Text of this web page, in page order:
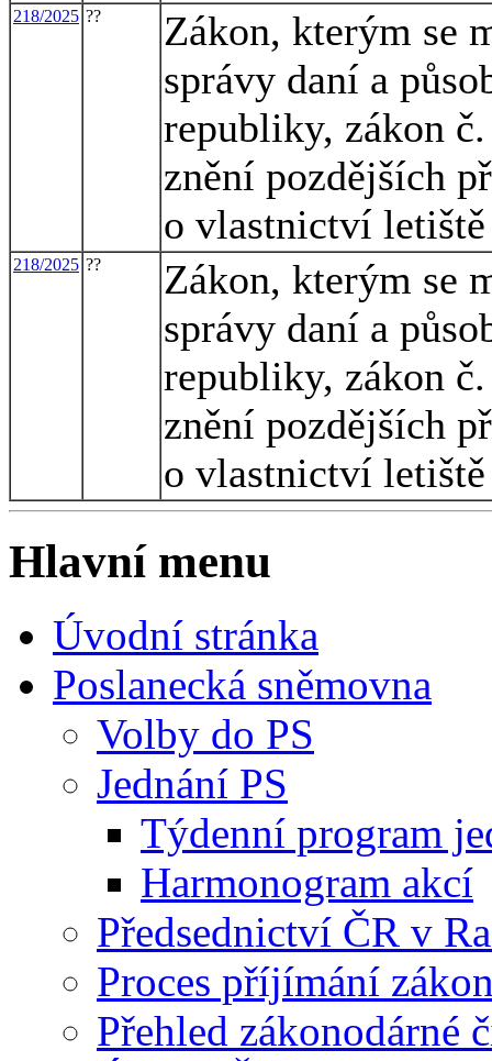
218/2025 ??
Zákon, kterým se
správy daní a
republiky, zákon
znění pozdějších
o vlastnictví letiště
218/2025 ??
Zákon, kterým se
správy daní a
republiky, zákon
znění pozdějších
o vlastnictví letiště
Hlavní menu
Úvodní stránka
Poslanecká sněmovna
Volby do PS
Jednání PS
Týdenní program
Harmonogram akcí
Předsednictví ČR v
Proces příjímání
Přehled zákonodárné